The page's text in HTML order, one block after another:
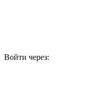
Войти через: